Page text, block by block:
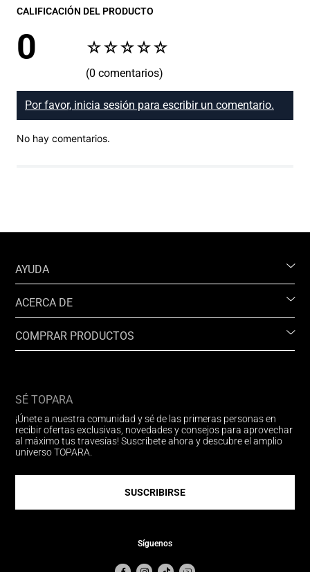
CALIFICACIÓN DEL PRODUCTO
☆☆☆☆☆
0
(0 comentarios)
Por favor, inicia sesión para escribir un comentario.
No hay comentarios.
AYUDA
ACERCA DE
COMPRAR PRODUCTOS
SÉ TOPARA
¡Únete a nuestra comunidad y sé de las primeras personas en
recibir ofertas exclusivas, novedades y consejos para aprovechar
al máximo tus travesías! Suscríbete ahora y descubre el amplio
universo TOPARA.
SUSCRIBIRSE
Síguenos